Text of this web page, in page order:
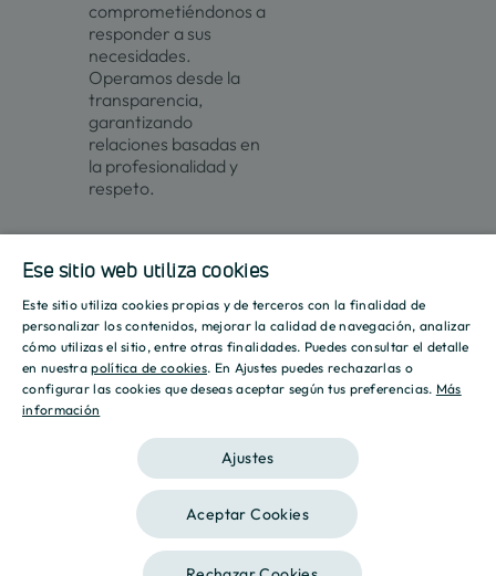
comprometiéndonos a
responder a sus
necesidades.
Operamos desde la
transparencia,
garantizando
relaciones basadas en
la profesionalidad y
respeto.
Promociones
Madrid
Alicante
Valencia
Sevilla
Culmia
Sobre
nosotros
Culmia
de
prensa
Informes
Líneas
de
negocio
Compraventa
Vivienda
Asequible
Vivienda
Gestión
Actualidad
Tendencias
Innovación
Recursos
Guías
Aviso legal
Política de privacidad
Política de Cookies
SPANISH
ENGLISH
Ese sitio web utiliza cookies
Este sitio utiliza cookies propias y de terceros con la finalidad de
personalizar los contenidos, mejorar la calidad de navegación, analizar
cómo utilizas el sitio, entre otras finalidades. Puedes consultar el detalle
en nuestrapolítica de cookies. En Ajustes puedes rechazarlas o
configurar las cookies que deseas aceptar según tus preferencias. Más
información
Ajustes
Aceptar Cookies